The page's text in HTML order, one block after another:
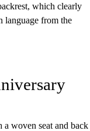
which clearly
language from the
woven seat and back